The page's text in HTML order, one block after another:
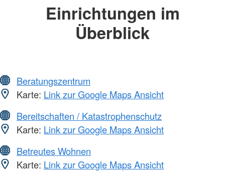
Einrichtungen im
Überblick
Beratungszentrum
Karte: Link zur Google Maps Ansicht
Bereitschaften / Katastrophenschutz
Karte: Link zur Google Maps Ansicht
Betreutes Wohnen
Karte: Link zur Google Maps Ansicht